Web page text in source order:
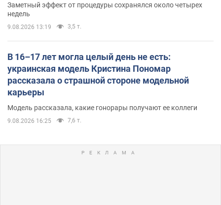
Заметный эффект от процедуры сохранялся около четырех
недель
9.08.2026 13:19 3,5 т.
В 16–17 лет могла целый день не есть:
украинская модель Кристина Пономар
рассказала о страшной стороне модельной
карьеры
Модель рассказала, какие гонорары получают ее коллеги
9.08.2026 16:25 7,6 т.